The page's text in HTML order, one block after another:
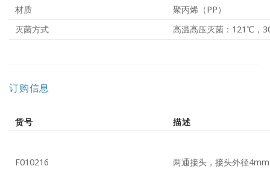
材质
聚丙烯（PP）
灭菌方式
高温高压灭菌：121℃，
订购信息
货号 描述
F010216 两通接头，接头外径4mm